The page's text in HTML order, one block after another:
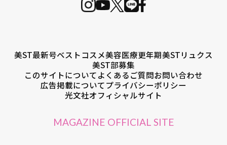
美ST最新号ベストコスメ美容医療更年期美STリュクス
美ST部募集
このサイトについてよくあるご質問お問い合わせ
広告掲載についてプライバシーポリシー
光文社オフィシャルサイト
MAGAZINE OFFICIAL SITE